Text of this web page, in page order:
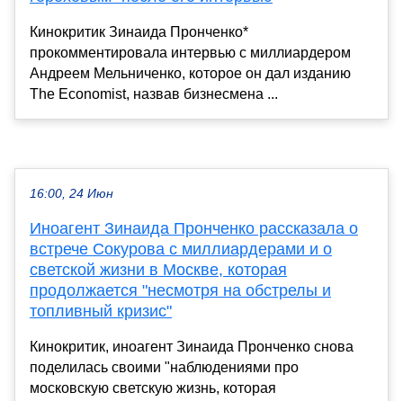
Кинокритик Зинаида Пронченко*
прокомментировала интервью с миллиардером
Андреем Мельниченко, которое он дал изданию
The Economist, назвав бизнесмена ...
16:00, 24 Июн
Иноагент Зинаида Пронченко рассказала о
встрече Сокурова с миллиардерами и о
светской жизни в Москве, которая
продолжается "несмотря на обстрелы и
топливный кризис"
Кинокритик, иноагент Зинаида Пронченко снова
поделилась своими "наблюдениями про
московскую светскую жизнь, которая